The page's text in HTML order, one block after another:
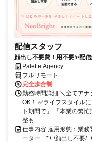
配信スタッフ
顔出し不要費！用不要✨配
Palette Agency
フルリモート
完全歩合制
勤務時間詳細 ＼全てアナ
OK！ ✅ライフスタイル
ト期間で」 「本業の繁
整も...
仕事内容 雇用形態：業
ーター ･:*+.\顔出し不要/